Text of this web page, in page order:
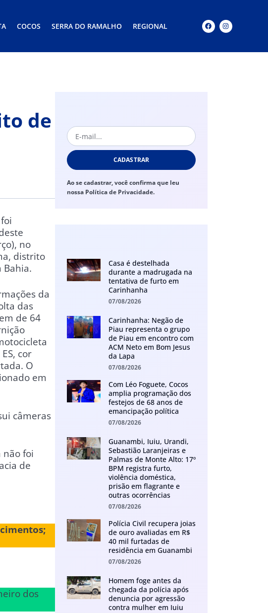
COCOS SERRA DO RAMALHO REGIONAL
de
no
distrito
Bahia.
da
das
de 64
cor
O
em
câmeras
não foi
de
dos
CADASTRAR
Ao se cadastrar, você confirma que leu
nossa Política de Privacidade.
Casa é destelhada
durante a madrugada na
tentativa de furto em
Carinhanha
07/08/2026
Carinhanha: Negão de
Piau representa o grupo
de Piau em encontro com
ACM Neto em Bom Jesus
da Lapa
07/08/2026
Com Léo Foguete, Cocos
amplia programação dos
festejos de 68 anos de
emancipação política
07/08/2026
Guanambi, Iuiu, Urandi,
Sebastião Laranjeiras e
Palmas de Monte Alto: 17º
BPM registra furto,
violência doméstica,
prisão em flagrante e
outras ocorrências
07/08/2026
Polícia Civil recupera joias
de ouro avaliadas em R$
40 mil furtadas de
residência em Guanambi
07/08/2026
Homem foge antes da
chegada da polícia após
denuncia por agressão
contra mulher em Iuiu